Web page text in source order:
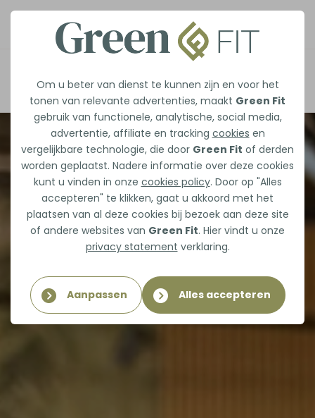
Om u beter van dienst te kunnen zijn en voor het
tonen van relevante advertenties, maakt Green Fit
gebruik van functionele, analytische, social media,
advertentie, affiliate en tracking cookies en
vergelijkbare technologie, die door Green Fit of derden
worden geplaatst. Nadere informatie over deze cookies
kunt u vinden in onze cookies policy. Door op "Alles
accepteren" te klikken, gaat u akkoord met het
plaatsen van al deze cookies bij bezoek aan deze site
of andere websites van Green Fit. Hier vindt u onze
privacy statement verklaring.
Aanpassen Alles accepteren
Afspraak maken